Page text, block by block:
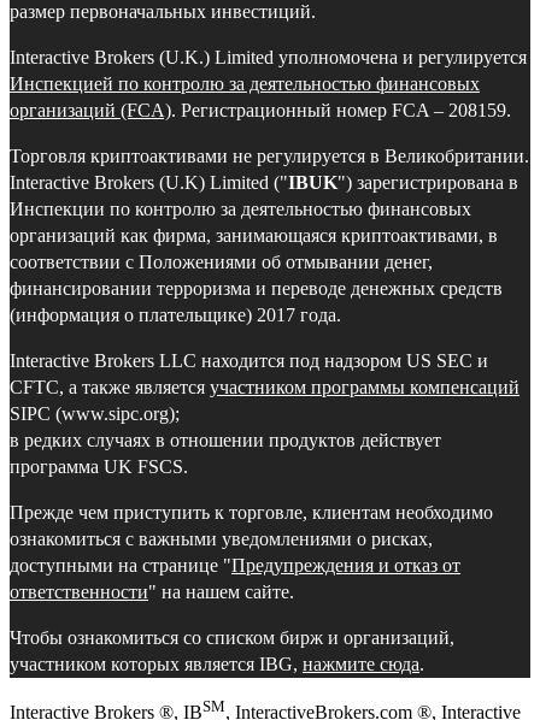
размер первоначальных инвестиций.
Interactive Brokers (U.K.) Limited уполномочена и регулируется
Инспекцией по контролю за деятельностью финансовых
организаций (FCA). Регистрационный номер FCA – 208159.
Торговля криптоактивами не регулируется в Великобритании.
Interactive Brokers (U.K) Limited ("IBUK") зарегистрирована в
Инспекции по контролю за деятельностью финансовых
организаций как фирма, занимающаяся криптоактивами, в
соответствии с Положениями об отмывании денег,
финансировании терроризма и переводе денежных средств
(информация о плательщике) 2017 года.
Interactive Brokers LLC находится под надзором US SEC и
CFTC, а также является участником программы компенсаций
SIPC (www.sipc.org);
в редких случаях в отношении продуктов действует
программа UK FSCS.
Прежде чем приступить к торговле, клиентам необходимо
ознакомиться с важными уведомлениями о рисках,
доступными на странице "Предупреждения и отказ от
ответственности" на нашем сайте.
Чтобы ознакомиться со списком бирж и организаций,
участником которых является IBG, нажмите сюда.
Interactive Brokers ®, IBSM, InteractiveBrokers.com ®, Interactive